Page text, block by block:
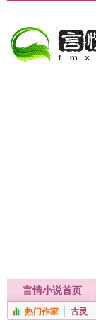
言情小说首页
热门作家 古灵